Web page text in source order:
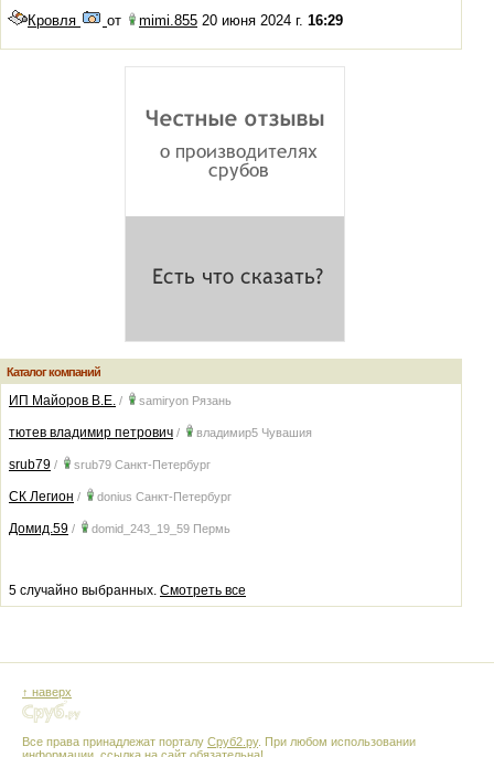
Кровля от mimi.855 20 июня 2024 г. 16:29
Каталог компаний
ИП Майоров В.Е. / samiryon Рязань
тютев владимир петрович / владимир5 Чувашия
srub79 / srub79 Санкт-Петербург
СК Легион / donius Санкт-Петербург
Домид.59 / domid_243_19_59 Пермь
5 случайно выбранных. Смотреть все
↑ наверх
Все права принадлежат порталу Сруб2.ру. При любом использовании